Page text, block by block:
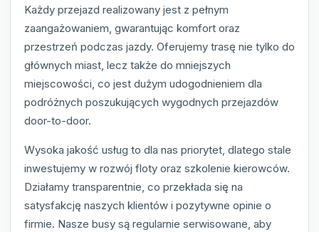
Każdy przejazd realizowany jest z pełnym
zaangażowaniem, gwarantując komfort oraz
przestrzeń podczas jazdy. Oferujemy trasę nie tylko do
głównych miast, lecz także do mniejszych
miejscowości, co jest dużym udogodnieniem dla
podróżnych poszukujących wygodnych przejazdów
door-to-door.
Wysoka jakość usług to dla nas priorytet, dlatego stale
inwestujemy w rozwój floty oraz szkolenie kierowców.
Działamy transparentnie, co przekłada się na
satysfakcję naszych klientów i pozytywne opinie o
firmie. Nasze busy są regularnie serwisowane, aby